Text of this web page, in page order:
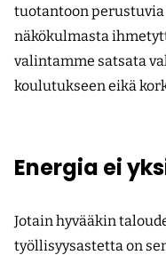
tuotantoon
näkökulmasta
valintamme satsata
koulutukseen eikä
Energia ei
Jotain hyvääkin
työllisyysastetta on